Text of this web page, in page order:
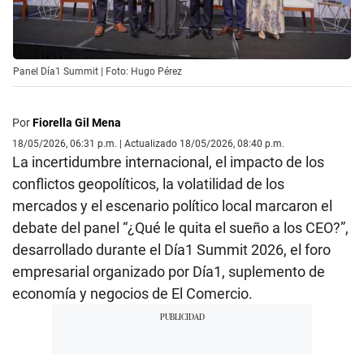
Panel Día1 Summit | Foto: Hugo Pérez
PorFiorella Gil Mena
18/05/2026, 06:31 p.m. | Actualizado 18/05/2026, 08:40 p.m.
La incertidumbre internacional, el impacto de los
conflictos geopolíticos, la volatilidad de los
mercados y el escenario político local marcaron el
debate del panel “¿Qué le quita el sueño a los CEO?”,
desarrollado durante el Día1 Summit 2026, el foro
empresarial organizado por Día1, suplemento de
economía y negocios de El Comercio.